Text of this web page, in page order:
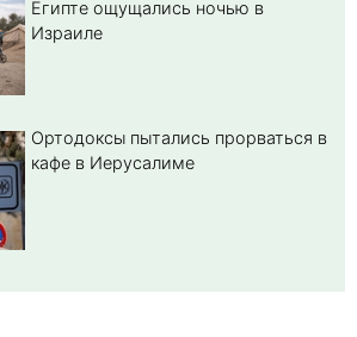
Египте ощущались ночью в
Израиле
Ортодоксы пытались прорваться в
кафе в Иерусалиме